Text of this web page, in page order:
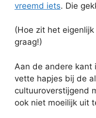
vreemd iets. Die
(Hoe zit het
graag!)
Aan de andere kant
vette hapjes bij de
cultuuroverstijgend
ook niet moeilijk uit